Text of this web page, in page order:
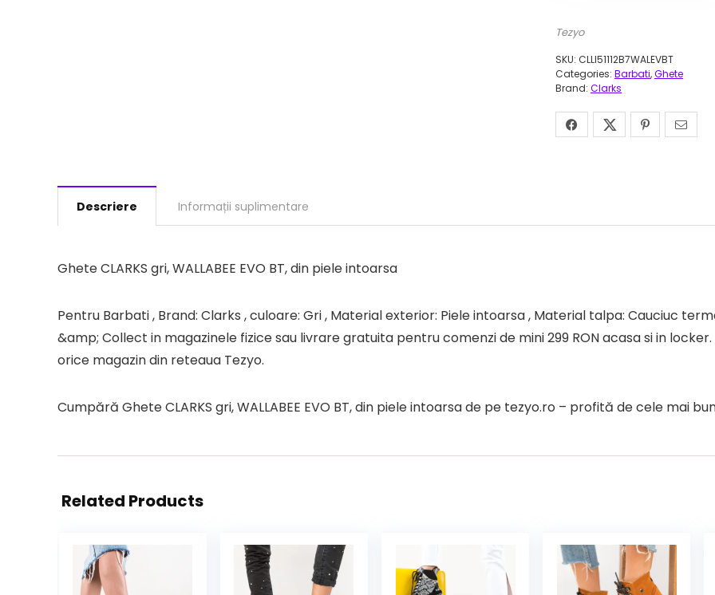
Tezyo
SKU: CLLI51112B7WALEVBT
Categories: Barbati,Ghete
Brand: Clarks
Descriere Informații suplimentare
Ghete CLARKS gri, WALLABEE EVO BT, din piele intoarsa
Pentru Barbati , Brand: Clarks , culoare: Gri , Material exterior: Piele intoarsa , Material talpa: Cauciuc
&amp; Collect in magazinele fizice sau livrare gratuita pentru comenzi de mini 299 RON acasa si in
orice magazin din reteaua Tezyo.
Cumpără Ghete CLARKS gri, WALLABEE EVO BT, din piele intoarsa de pe tezyo.ro – profită de cele mai
Related Products